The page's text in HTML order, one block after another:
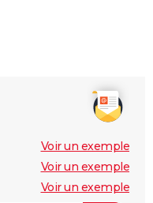
Voir un exemple
Voir un exemple
Voir un exemple